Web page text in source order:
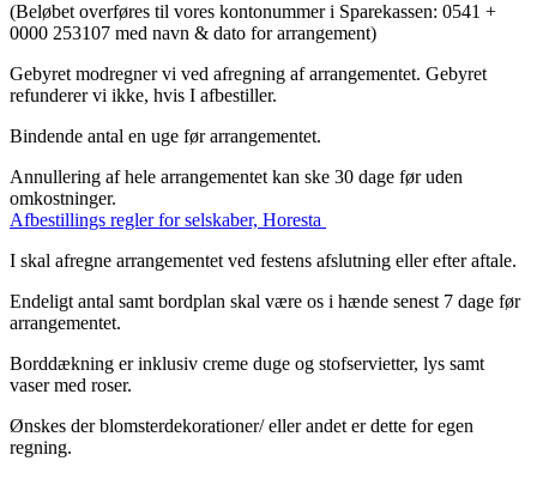
(Beløbet overføres til vores kontonummer i Sparekassen: 0541 +
0000 253107 med navn & dato for arrangement)
Gebyret modregner vi ved afregning af arrangementet. Gebyret
refunderer vi ikke, hvis I afbestiller.
Bindende antal en uge før arrangementet.
Annullering af hele arrangementet kan ske 30 dage før uden
omkostninger.
Afbestillings regler for selskaber, Horesta
I skal afregne arrangementet ved festens afslutning eller efter aftale.
Endeligt antal samt bordplan skal være os i hænde senest 7 dage før
arrangementet.
Borddækning er inklusiv creme duge og stofservietter, lys samt
vaser med roser.
Ønskes der blomsterdekorationer/ eller andet er dette for egen
regning.